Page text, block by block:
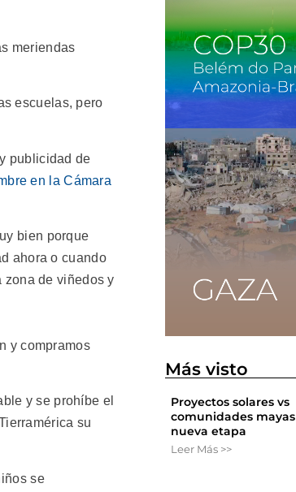
meriendas
escuelas, pero
publicidad de
en la Cámara
bien porque
ahora o cuando
de viñedos y
y compramos
y se prohíbe el
su
se
Más visto
Proyectos solares vs
comunidades
nueva etapa
Leer Más >>